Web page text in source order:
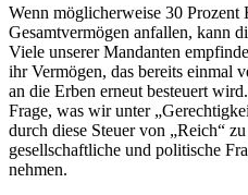
Wenn möglicherweise 30 Prozent
Gesamtvermögen anfallen, kann
Viele unserer Mandanten
ihr Vermögen, das bereits einmal
an die Erben erneut besteuert
Frage, was wir unter
durch diese Steuer von „Reich“
gesellschaftliche und politische
nehmen.